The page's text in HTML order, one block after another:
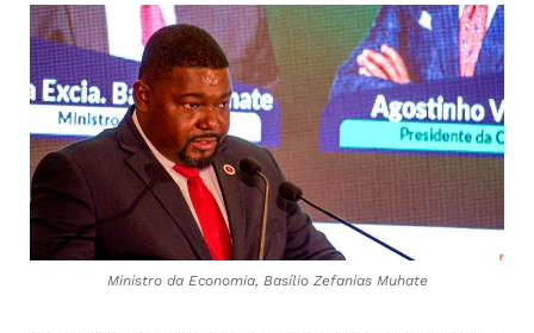
Ministro da Economia, Basílio Zefanias Muhate